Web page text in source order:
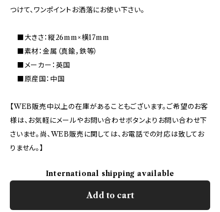
つけて、ワンポイントお洒落にお使い下さい。
■大きさ：縦26mm×横17mm
■素材：金属（真鍮，鉄等）
■メーカー：英国
■原産国：中国
【WEB販売中以上の在庫があることもございます。ご希望のお客
様は、お気軽にメールやお問い合わせボタンよりお問い合わせ下
さいませ。尚、WEB販売に関しては、お電話での対応は致してお
りません。】
International shipping available
Add to cart